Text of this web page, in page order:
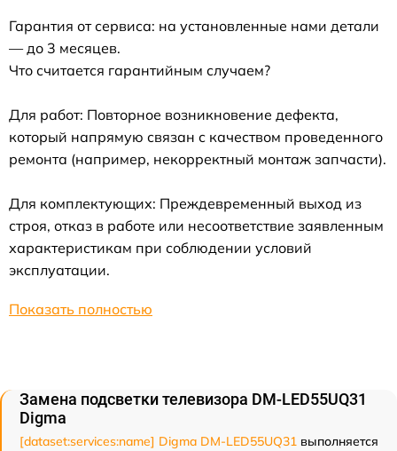
Гарантия от сервиса: на установленные нами детали
— до 3 месяцев.
Что считается гарантийным случаем?
Для работ: Повторное возникновение дефекта,
который напрямую связан с качеством проведенного
ремонта (например, некорректный монтаж запчасти).
Для комплектующих: Преждевременный выход из
строя, отказ в работе или несоответствие заявленным
характеристикам при соблюдении условий
эксплуатации.
Показать полностью
Замена подсветки телевизора DM-LED55UQ31
Digma
[dataset:services:name] Digma DM-LED55UQ31 выполняется